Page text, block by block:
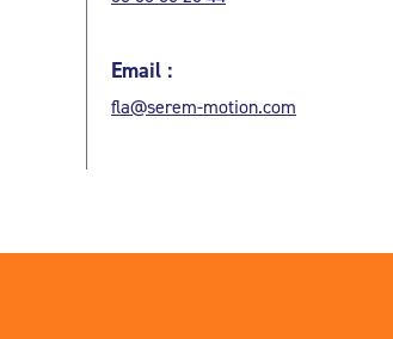
Email :
fla@serem-motion.com